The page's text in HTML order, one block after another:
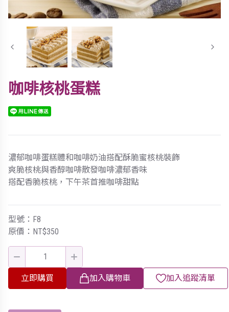
咖啡核桃蛋糕
濃郁咖啡蛋糕體和咖啡奶油搭配酥脆蜜核桃裝飾
爽脆核桃與香醇咖啡散發咖啡濃郁香味
搭配香脆核桃，下午茶首推咖啡甜點
型號：F8
原價：NT$350
立即購買 加入購物車 加入追蹤清單